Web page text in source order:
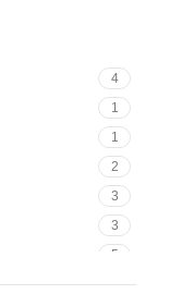
4
1
1
2
3
3
5
37